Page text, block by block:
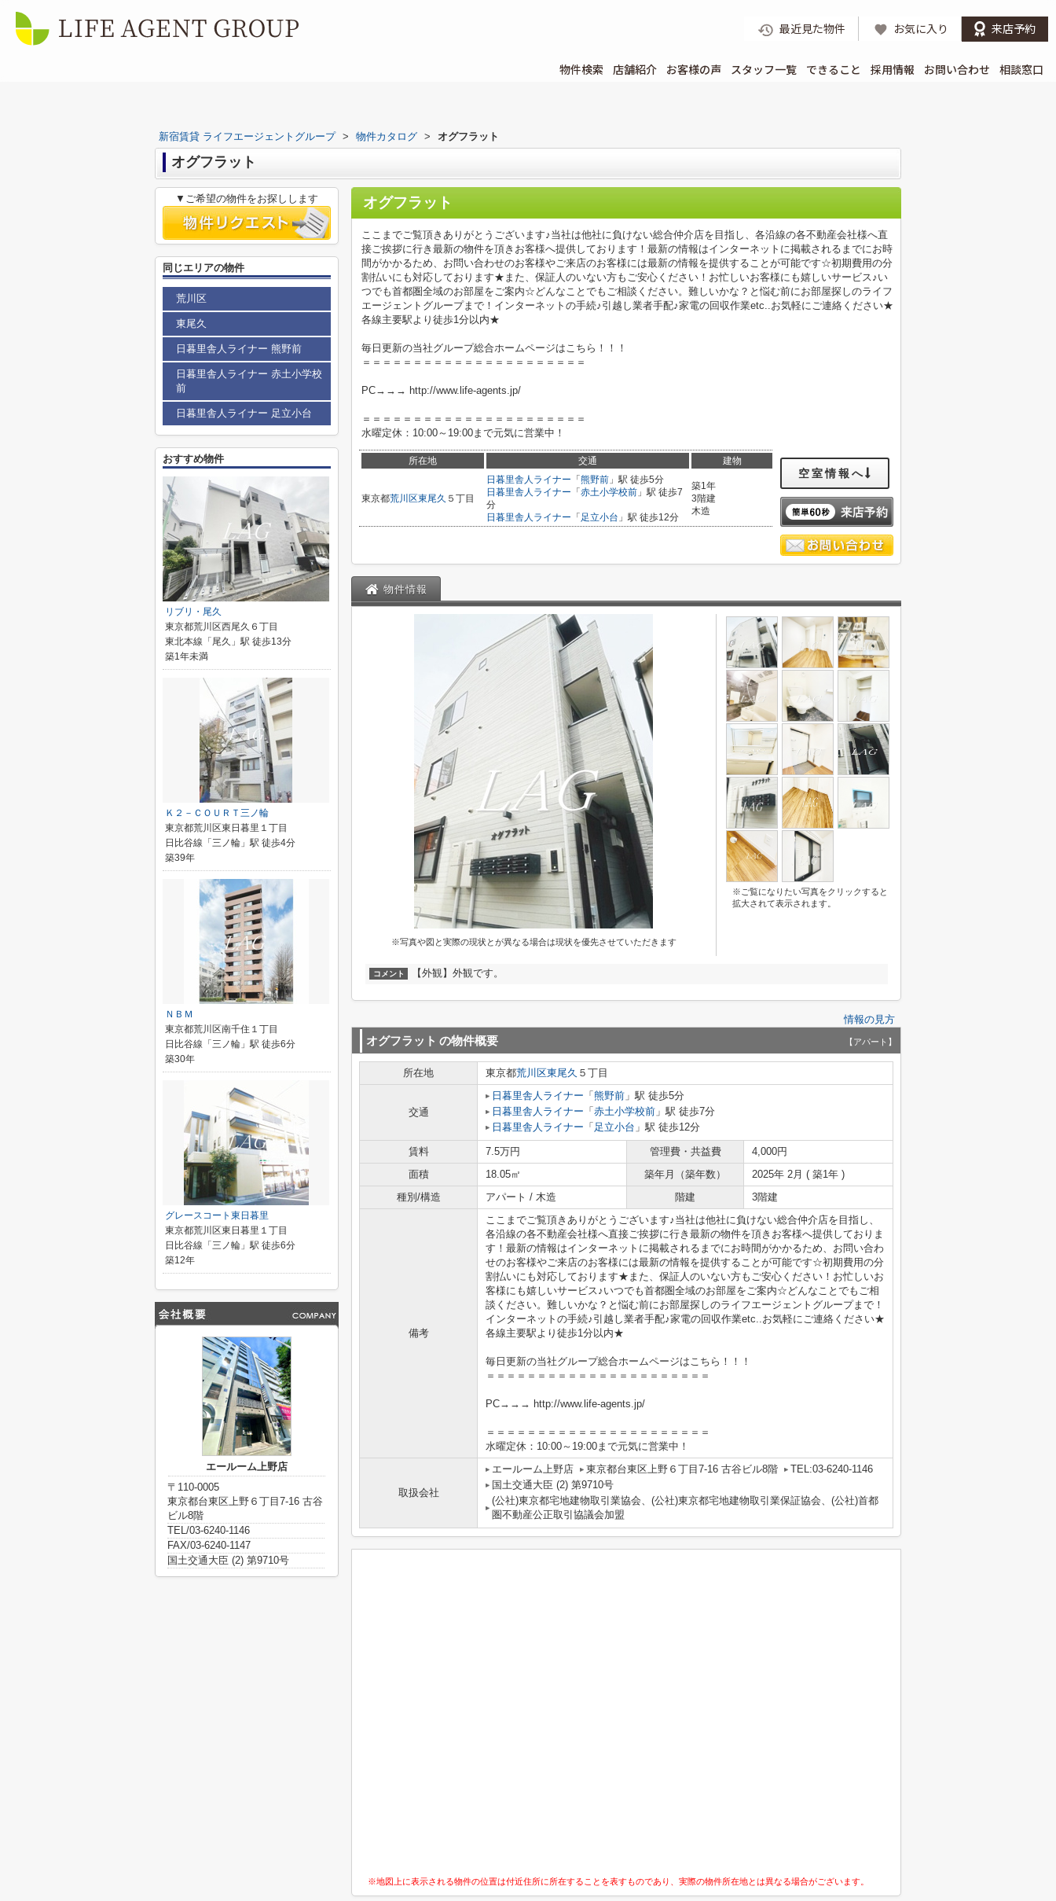
最近見た物件 お気に入り 来店予約
物件検索 店舗紹介 お客様の声 スタッフ一覧 できること 採用情報 お問い合わせ 相談窓口
新宿賃貸 ライフエージェントグループ > 物件カタログ > オグフラット
オグフラット
オグフラット
ここまでご覧頂きありがとうございます♪当社は他社に負けない総合仲介店を目指し、各沿線の各不動産会社様へ直
接ご挨拶に行き最新の物件を頂きお客様へ提供しております！最新の情報はインターネットに掲載されるまでにお時
間がかかるため、お問い合わせのお客様やご来店のお客様には最新の情報を提供することが可能です☆初期費用の分
割払いにも対応しております★また、保証人のいない方もご安心ください！お忙しいお客様にも嬉しいサービス♪い
つでも首都圏全域のお部屋をご案内☆どんなことでもご相談ください。難しいかな？と悩む前にお部屋探しのライフ
エージェントグループまで！インターネットの手続♪引越し業者手配♪家電の回収作業etc..お気軽にご連絡ください★
各線主要駅より徒歩1分以内★
毎日更新の当社グループ総合ホームページはこちら！！！
＝＝＝＝＝＝＝＝＝＝＝＝＝＝＝＝＝＝＝＝＝＝
PC→→→ http://www.life-agents.jp/
＝＝＝＝＝＝＝＝＝＝＝＝＝＝＝＝＝＝＝＝＝＝
水曜定休：10:00～19:00まで元気に営業中！
所在地 交通 建物
東京都荒川区東尾久 ５丁目
日暮里舎人ライナー 「 熊野前 」駅 徒歩5分
日暮里舎人ライナー 「 赤土小学校前 」駅 徒歩7
分
日暮里舎人ライナー 「 足立小台 」駅 徒歩12分
築1年
3階建
木造
空室情報へ
物件情報
※写真や図と実際の現状とが異なる場合は現状を優先させていただきます
※ご覧になりたい写真をクリックすると
拡大されて表示されます。
コメント 【外観】外観です。
情報の見方
オグフラット の物件概要 【アパート】
所在地 東京都荒川区東尾久 ５丁目
交通
日暮里舎人ライナー 「 熊野前 」駅 徒歩5分
日暮里舎人ライナー 「 赤土小学校前 」駅 徒歩7分
日暮里舎人ライナー 「 足立小台 」駅 徒歩12分
賃料 7.5万円 管理費・共益費
4,000円
面積
18.05㎡ 築年月（築年数）
2025年 2月 ( 築1年 )
種別/構造
アパート / 木造 階建 3階建
備考
ここまでご覧頂きありがとうございます♪当社は他社に負けない総合仲介店を目指し、
各沿線の各不動産会社様へ直接ご挨拶に行き最新の物件を頂きお客様へ提供しておりま
す！最新の情報はインターネットに掲載されるまでにお時間がかかるため、お問い合わ
せのお客様やご来店のお客様には最新の情報を提供することが可能です☆初期費用の分
割払いにも対応しております★また、保証人のいない方もご安心ください！お忙しいお
客様にも嬉しいサービス♪いつでも首都圏全域のお部屋をご案内☆どんなことでもご相
談ください。難しいかな？と悩む前にお部屋探しのライフエージェントグループまで！
インターネットの手続♪引越し業者手配♪家電の回収作業etc..お気軽にご連絡ください★
各線主要駅より徒歩1分以内★
毎日更新の当社グループ総合ホームページはこちら！！！
＝＝＝＝＝＝＝＝＝＝＝＝＝＝＝＝＝＝＝＝＝＝
PC→→→ http://www.life-agents.jp/
＝＝＝＝＝＝＝＝＝＝＝＝＝＝＝＝＝＝＝＝＝＝
水曜定休：10:00～19:00まで元気に営業中！
取扱会社
エールーム上野店 東京都台東区上野６丁目7-16 古谷ビル8階
TEL:03-6240-1146
国土交通大臣 (2) 第9710号
(公社)東京都宅地建物取引業協会、(公社)東京都宅地建物取引業保証協会、(公社)首都
圏不動産公正取引協議会加盟
※地図上に表示される物件の位置は付近住所に所在することを表すものであり、実際の物件所在地とは異なる場合がございます。
▼ご希望の物件をお探しします
同じエリアの物件
荒川区
東尾久
日暮里舎人ライナー 熊野前
日暮里舎人ライナー 赤土小学校
前
日暮里舎人ライナー 足立小台
おすすめ物件
リブリ・尾久
東京都荒川区西尾久６丁目
東北本線「尾久」駅 徒歩13分
築1年未満
Ｋ２－ＣＯＵＲＴ三ノ輪
東京都荒川区東日暮里１丁目
日比谷線「三ノ輪」駅 徒歩4分
築39年
ＮＢＭ
東京都荒川区南千住１丁目
日比谷線「三ノ輪」駅 徒歩6分
築30年
グレースコート東日暮里
東京都荒川区東日暮里１丁目
日比谷線「三ノ輪」駅 徒歩6分
築12年
エールーム上野店
〒110-0005
東京都台東区上野６丁目7-16 古谷
ビル8階
TEL/03-6240-1146
FAX/03-6240-1147
国土交通大臣 (2) 第9710号